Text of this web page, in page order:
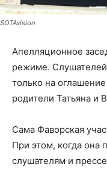
SOTAvision
Апелляционное
режиме. Слушателей
только на
родители Татьяна и
Сама Фаворская
При этом, когда она
слушателям и